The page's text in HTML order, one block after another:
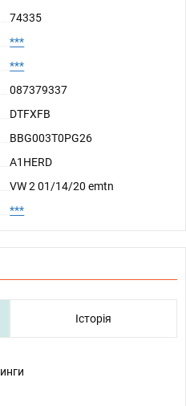
74335
***
***
087379337
DTFXFB
BBG003T0PG26
A1HERD
VW 2 01/14/20 emtn
***
Історія